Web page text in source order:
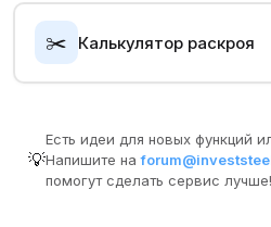
✂️ Калькулятор раскроя
💡
Есть идеи для новых функций
Напишите на
помогут сделать сервис лучше!